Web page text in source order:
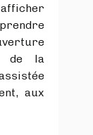
afficher
de la
aux